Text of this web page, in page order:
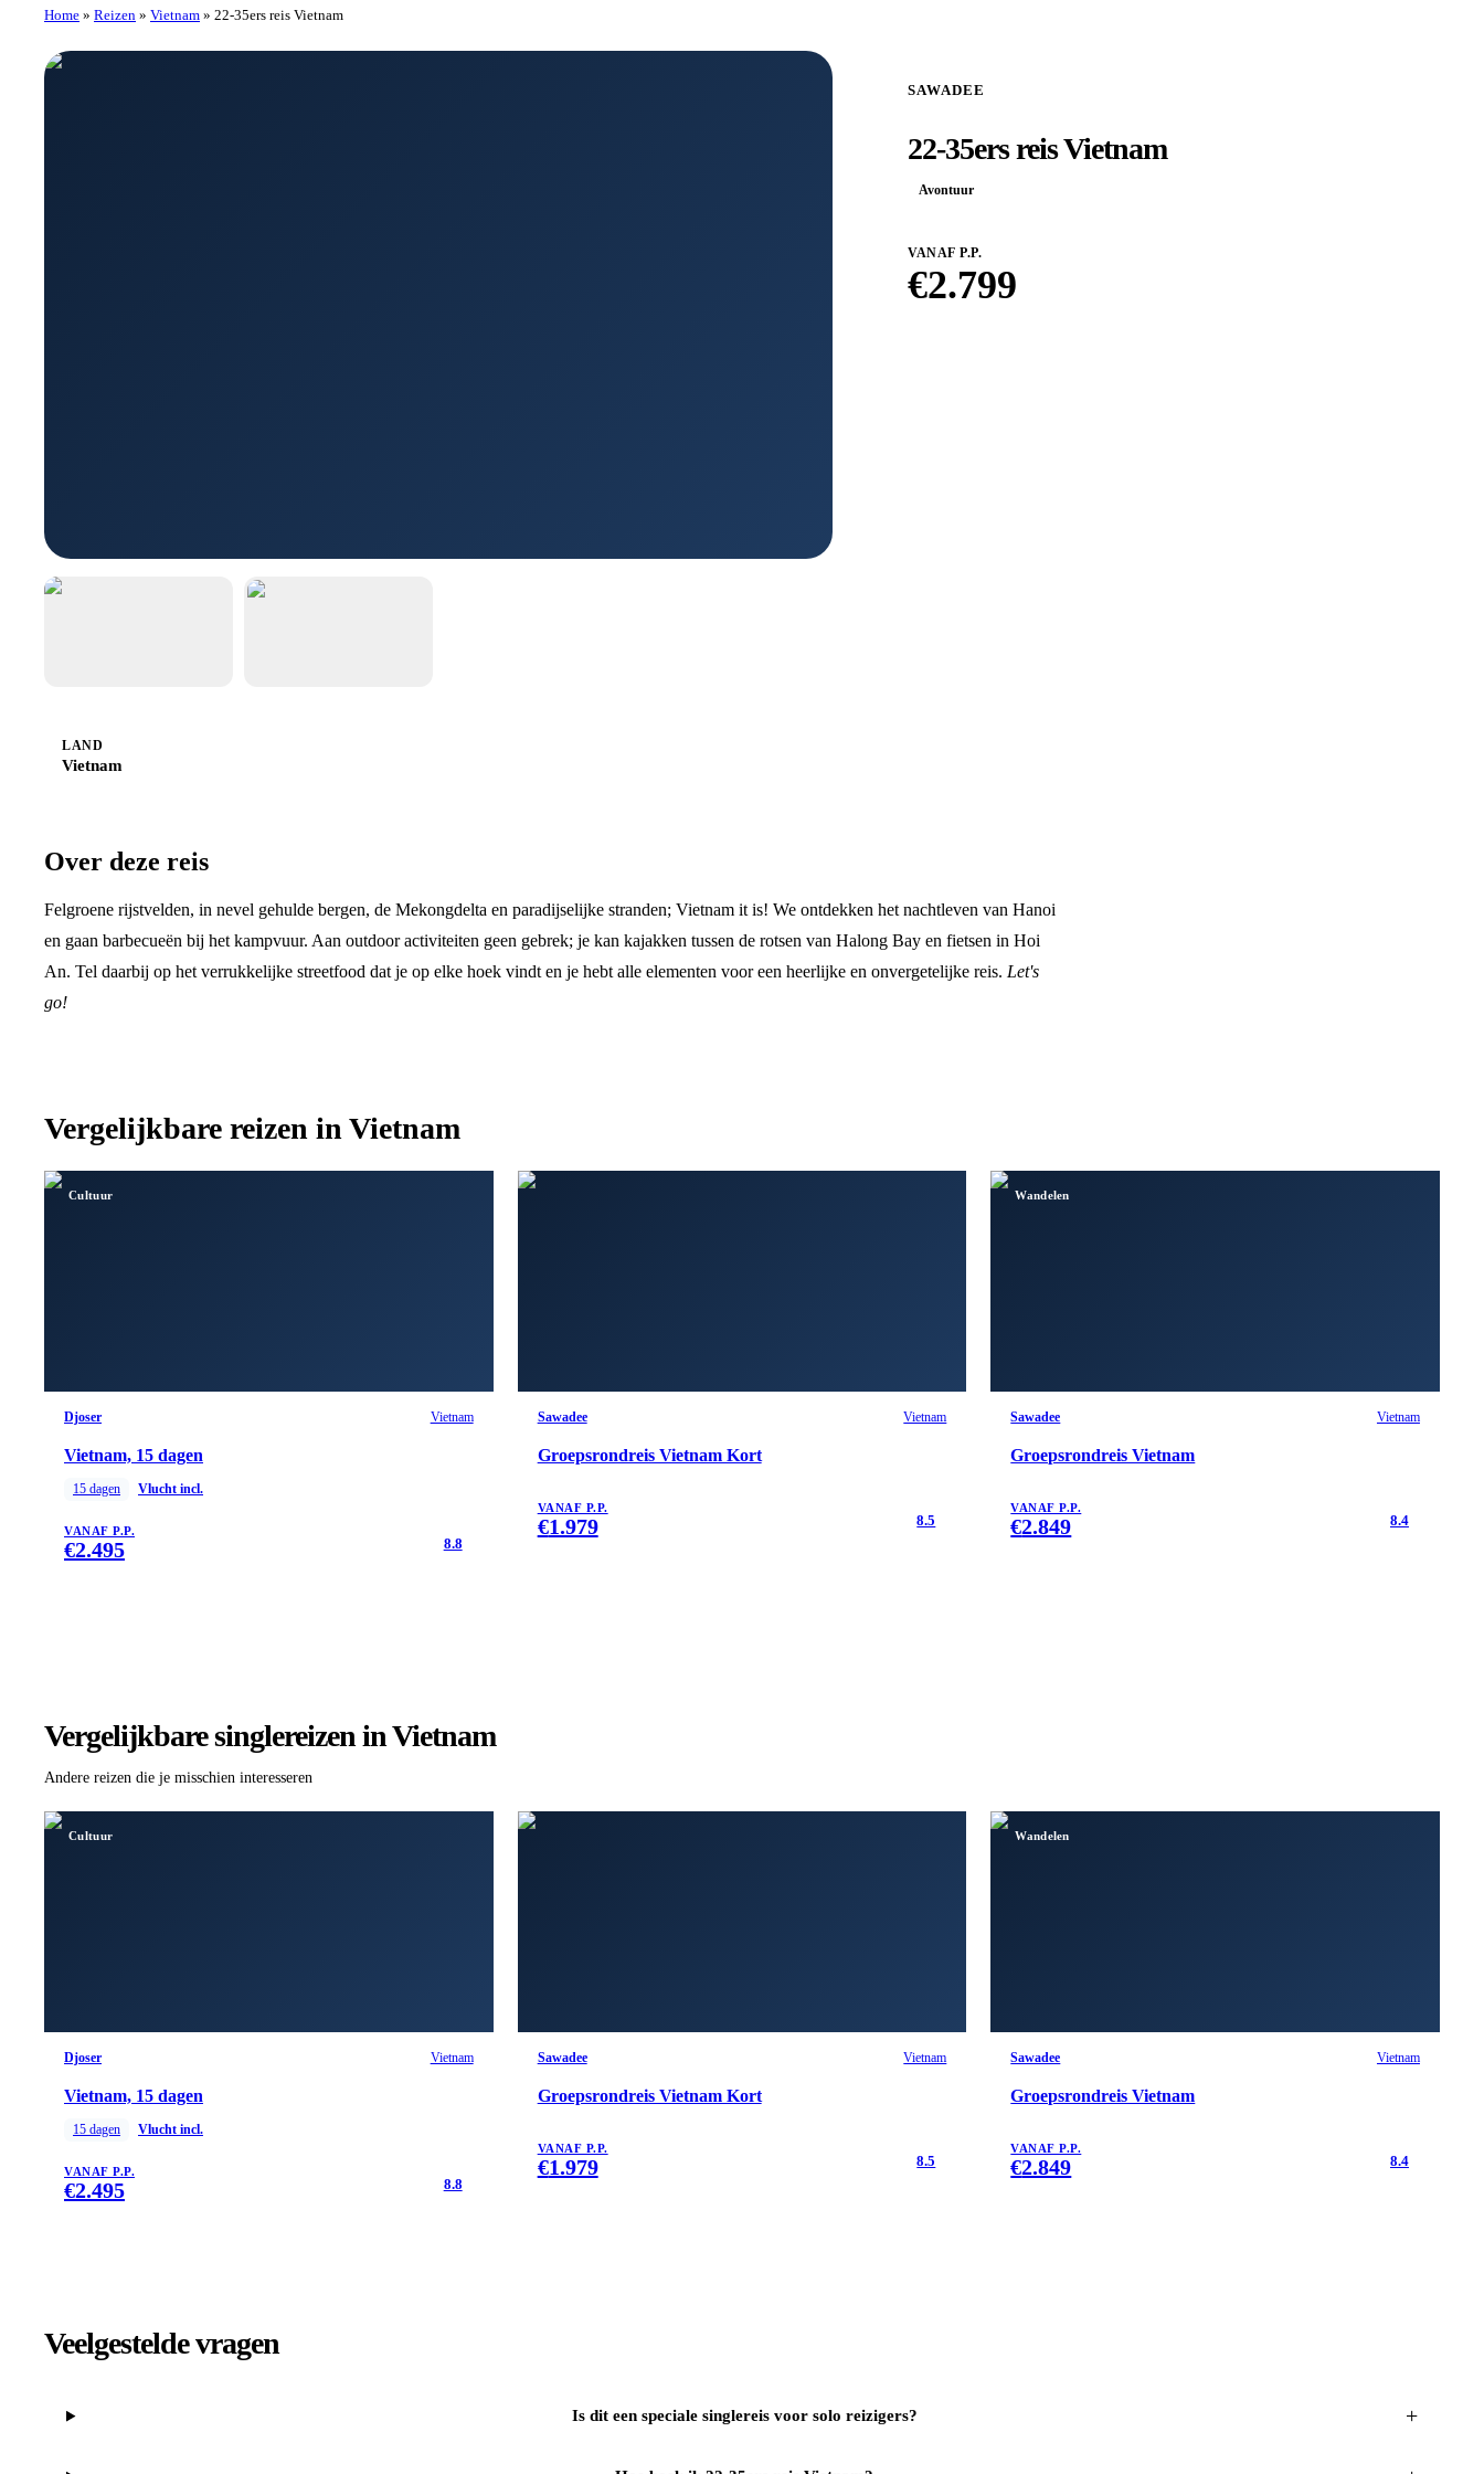
Home » Reizen » Vietnam » 22-35ers reis Vietnam
SAWADEE
22-35ers reis Vietnam
Avontuur
VANAF P.P.
€2.799
LAND
Vietnam
Over deze reis
Felgroene rijstvelden, in nevel gehulde bergen, de Mekongdelta en paradijselijke stranden; Vietnam it is! We ontdekken het nachtleven van Hanoi
en gaan barbecueën bij het kampvuur. Aan outdoor activiteiten geen gebrek; je kan kajakken tussen de rotsen van Halong Bay en fietsen in Hoi
An. Tel daarbij op het verrukkelijke streetfood dat je op elke hoek vindt en je hebt alle elementen voor een heerlijke en onvergetelijke reis. Let's
go!
Vergelijkbare reizen in Vietnam
Cultuur
Djoser Vietnam
Vietnam, 15 dagen
15 dagen Vlucht incl.
VANAF P.P.
€2.495 8.8
Sawadee Vietnam
Groepsrondreis Vietnam Kort
VANAF P.P.
€1.979 8.5
Wandelen
Sawadee Vietnam
Groepsrondreis Vietnam
VANAF P.P.
€2.849 8.4
Vergelijkbare singlereizen in Vietnam
Andere reizen die je misschien interesseren
Cultuur
Djoser Vietnam
Vietnam, 15 dagen
15 dagen Vlucht incl.
VANAF P.P.
€2.495 8.8
Sawadee Vietnam
Groepsrondreis Vietnam Kort
VANAF P.P.
€1.979 8.5
Wandelen
Sawadee Vietnam
Groepsrondreis Vietnam
VANAF P.P.
€2.849 8.4
Veelgestelde vragen
Is dit een speciale singlereis voor solo reizigers? +